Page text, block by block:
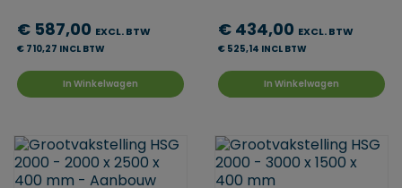
€ 587,00 EXCL. BTW
€ 710,27 INCL BTW
In Winkelwagen
€ 434,00 EXCL. BTW
€ 525,14 INCL BTW
In Winkelwagen